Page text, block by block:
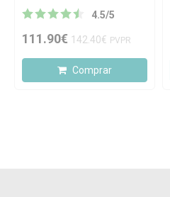
4.5/5
111.90€ 142.40€ PVPR
Comprar